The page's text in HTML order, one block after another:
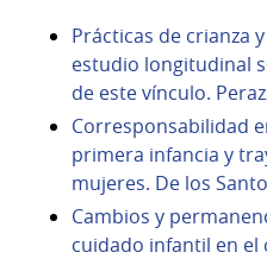
Prácticas de crianza
estudio longitudinal
de este vínculo.
Corresponsabilidad
primera infancia y
mujeres. De los
Cambios y
cuidado infantil en el